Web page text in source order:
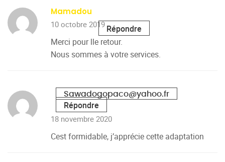
Mamadou
Répondre
10 octobre 2019
Merci pour lle retour.
Nous sommes à votre services.
Sawadogopaco@yahoo.fr
Répondre
18 novembre 2020
Cest formidable, j’apprécie cette adaptation